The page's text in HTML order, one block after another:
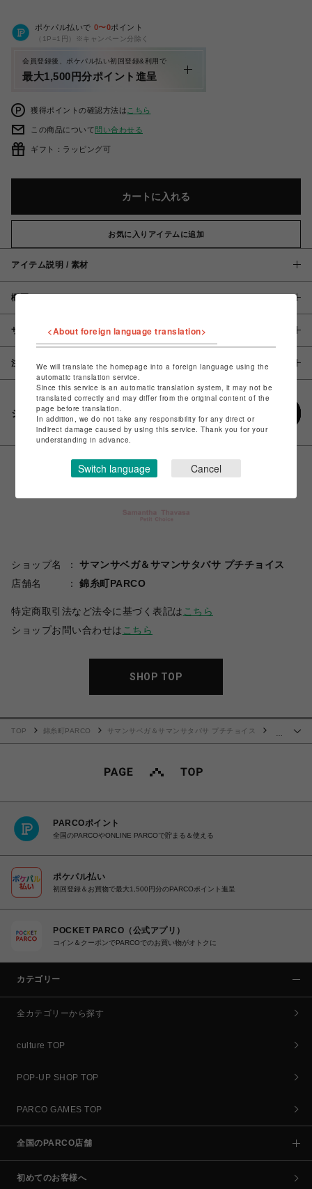
ポケパル払いで 0〜0ポイント
（1P=1円）※キャンペーン分除く
会員登録後、ポケパル払い初回登録&利用で
最大1,500円分ポイント進呈
獲得ポイントの確認方法は こちら
この商品について問い合わせる
ギフト：ラッピング可
カートに入れる
お気に入りアイテムに追加
アイテム説明 / 素材
概要
サイズ
注意事項
シェアする
ショップ名
サマンサベガ＆サマンサタバサ プチチョイス
店舗名
錦糸町PARCO
特定商取引法など法令に基づく表記は こちら
ショップお問い合わせは こちら
SHOP TOP
TOP 錦糸町PARCO
サマンサベガ＆サマンサタバサ プチチョイス
PARCOポイント
全国のPARCOやONLINE PARCOで貯まる＆使える
ポケパル払い
初回登録＆お買物で最大1,500円分のPARCOポイント進呈
POCKET PARCO（公式アプリ）
コイン＆クーポンでPARCOでのお買い物がオトクに
カテゴリー
全カテゴリーから探す
culture TOP
POP-UP SHOP TOP
PARCO GAMES TOP
全国のPARCO店舗
初めてのお客様へ
<About foreign language translation>
We will translate the homepage into a foreign language using the
automatic translation service.
Since this service is an automatic translation system, it may not be
translated correctly and may differ from the original content of the
page before translation.
In addition, we do not take any responsibility for any direct or
indirect damage caused by using this service. Thank you for your
understanding in advance.
Switch language Cancel